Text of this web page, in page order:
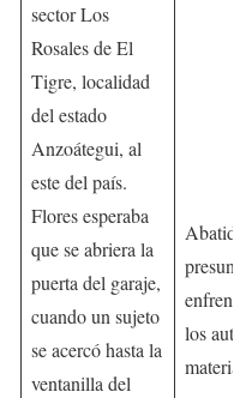
sector Los
Rosales de El
Tigre, localidad
del estado
Anzoátegui, al
este del país.
Flores esperaba
que se abriera la
puerta del garaje,
cuando un sujeto
se acercó hasta la
ventanilla del
presunto
los